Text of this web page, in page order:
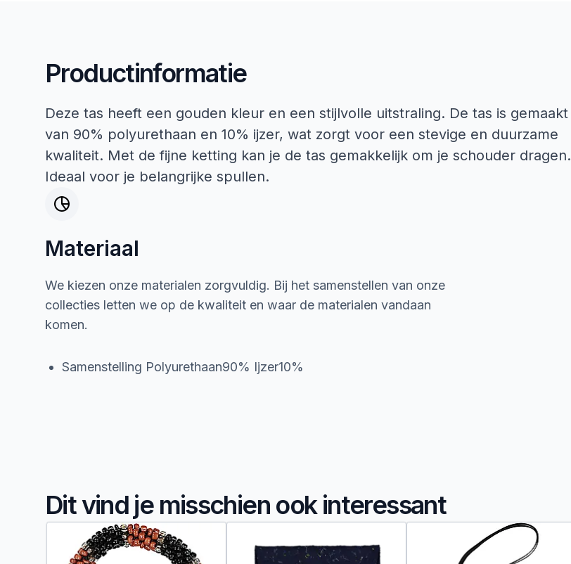
Productinformatie
Deze tas heeft een gouden kleur en een stijlvolle uitstraling. De tas is gemaakt
van 90% polyurethaan en 10% ijzer, wat zorgt voor een stevige en duurzame
kwaliteit. Met de fijne ketting kan je de tas gemakkelijk om je schouder dragen.
Ideaal voor je belangrijke spullen.
Materiaal
We kiezen onze materialen zorgvuldig. Bij het samenstellen van onze
collecties letten we op de kwaliteit en waar de materialen vandaan
komen.
Samenstelling Polyurethaan90% Ijzer10%
Dit vind je misschien ook interessant